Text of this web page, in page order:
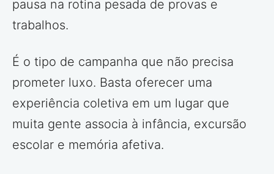
pausa na rotina pesada de provas e
trabalhos.
É o tipo de campanha que não precisa
prometer luxo. Basta oferecer uma
experiência coletiva em um lugar que
muita gente associa à infância, excursão
escolar e memória afetiva.